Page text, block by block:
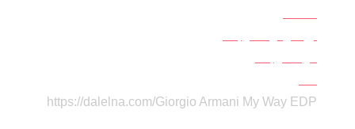
https://dalelna.com/Giorgio Armani My Way EDP